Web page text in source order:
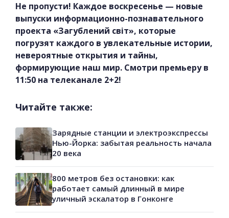
Не пропусти! Каждое воскресенье — новые
выпуски информационно-познавательного
проекта «Загублений світ», которые
погрузят каждого в увлекательные истории,
невероятные открытия и тайны,
формирующие наш мир. Смотри премьеру в
11:50 на телеканале 2+2!
Читайте также:
Зарядные станции и электроэкспрессы
Нью-Йорка: забытая реальность начала
20 века
800 метров без остановки: как
работает самый длинный в мире
уличный эскалатор в Гонконге